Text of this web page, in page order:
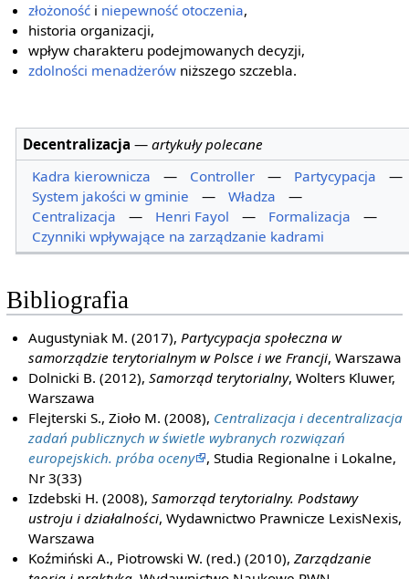
złożoność i niepewność otoczenia,
historia organizacji,
wpływ charakteru podejmowanych decyzji,
zdolności menadżerów niższego szczebla.
Decentralizacja —artykuły polecane
Kadra kierownicza
— Controller — Partycypacja
—
System jakości w gminie
— Władza
—
Centralizacja
— Henri Fayol — Formalizacja
—
Czynniki wpływające na zarządzanie kadrami
Bibliografia
Augustyniak M. (2017),Partycypacja społeczna w
samorządzie terytorialnym w Polsce i we Francji, Warszawa
Dolnicki B. (2012),Samorząd terytorialny, Wolters Kluwer,
Warszawa
Flejterski S., Zioło M. (2008), Centralizacja i decentralizacja
zadań publicznych w świetle wybranych rozwiązań
europejskich. próba oceny
, Studia Regionalne i Lokalne,
Nr 3(33)
Izdebski H. (2008),Samorząd terytorialny. Podstawy
ustroju i działalności, Wydawnictwo Prawnicze LexisNexis,
Warszawa
Koźmiński A., Piotrowski W. (red.) (2010),Zarządzanie